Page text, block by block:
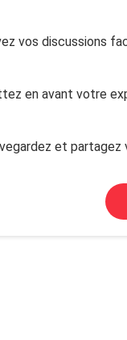
vos discussions
en avant votre
et